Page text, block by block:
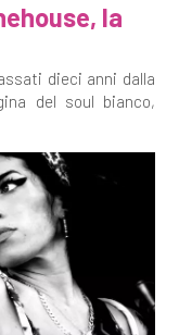
la
dieci anni dalla
del soul bianco,